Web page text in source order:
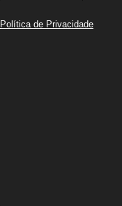
Política de Privacidade